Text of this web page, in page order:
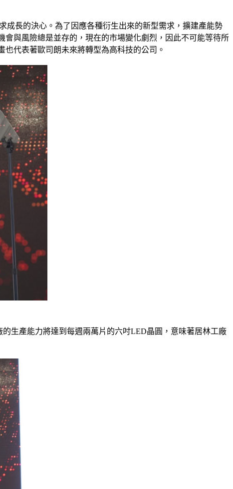
成長的決心。為了因應各種衍生出來的新型需求，擴建產能勢
與風險總是並存的，現在的市場變化劇烈，因此不可能等待所
代表著歐司朗未來將轉型為高科技的公司。
生產能力將達到每週兩萬片的六吋LED晶圓，意味著居林工廠